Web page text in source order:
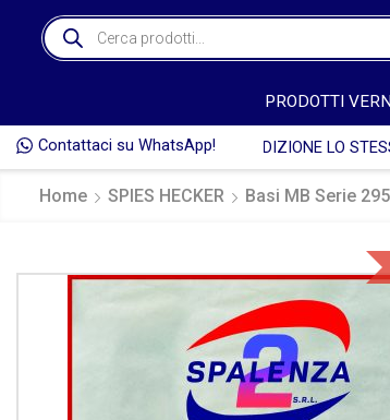
PRODOTTI
Contattaci su WhatsApp!
Home SPIES HECKER Basi MB Serie